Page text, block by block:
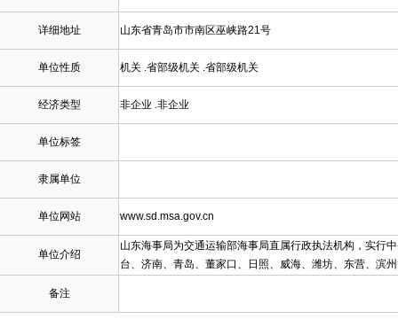
详细地址 山东省青岛市市南区巫峡路21号
单位性质 机关 .省部级机关 .省部级机关
经济类型 非企业 .非企业
单位标签
隶属单位
单位网站 www.sd.msa.gov.cn
单位介绍
山东海事局为交通运输部海事局直属行政执法机构，实行
台、济南、青岛、董家口、日照、威海、潍坊、东营、滨
备注